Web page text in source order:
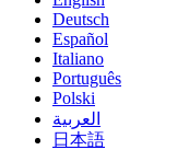
Deutsch
Español
Italiano
Português
Polski
العربية
日本語